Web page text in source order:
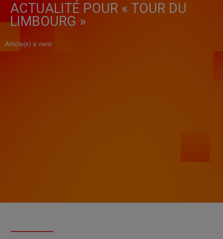
ACTUALITÉ POUR « TOUR DU
LIMBOURG »
Article(s) à venir